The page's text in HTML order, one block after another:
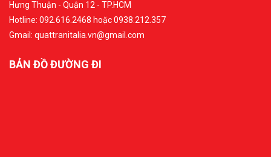
Hưng Thuận - Quận 12 - TP.HCM
Hotline: 092.616.2468 hoặc 0938.212.357
Gmail: quattranitalia.vn@gmail.com
BẢN ĐỒ ĐƯỜNG ĐI